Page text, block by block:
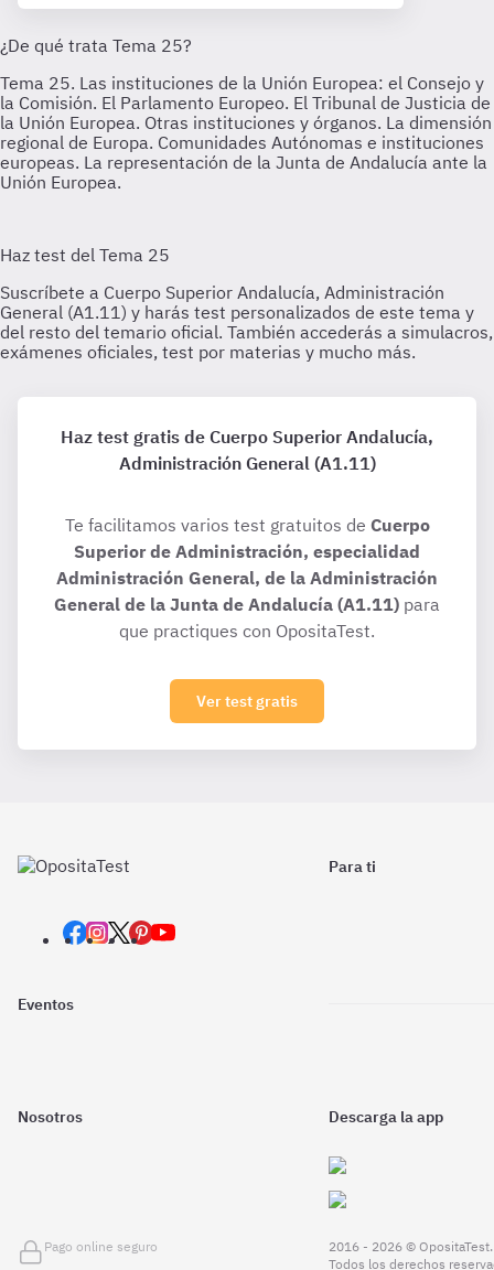
Haz test gratis de Cuerpo Superior Andalucía,
Administración General (A1.11)
Te facilitamos varios test gratuitos de Cuerpo
Superior de Administración, especialidad
Administración General, de la Administración
General de la Junta de Andalucía (A1.11) para
que practiques con OpositaTest.
Ver test gratis
Para ti
Eventos
Nosotros Descarga la app
Pago online seguro
2016 - 2026 © OpositaTest.
Todos los derechos